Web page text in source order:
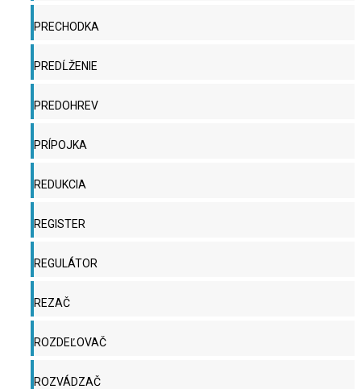
PRECHODKA
PREDĹŽENIE
PREDOHREV
PRÍPOJKA
REDUKCIA
REGISTER
REGULÁTOR
REZAČ
ROZDEĽOVAČ
ROZVÁDZAČ